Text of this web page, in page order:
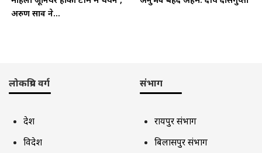
अरुण साव ने...
लोकप्रिय वर्ग
देश
विदेश
संभाग
रायपुर संभाग
बिलासपुर संभाग